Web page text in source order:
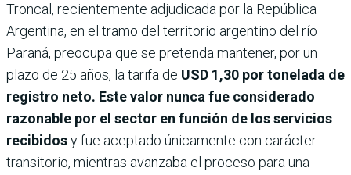
Troncal, recientemente adjudicada por la República
Argentina, en el tramo del territorio argentino del río
Paraná, preocupa que se pretenda mantener, por un
plazo de 25 años, la tarifa de USD 1,30 por tonelada de
registro neto. Este valor nunca fue considerado
razonable por el sector en función de los servicios
recibidosy fue aceptado únicamente con carácter
transitorio, mientras avanzaba el proceso para una